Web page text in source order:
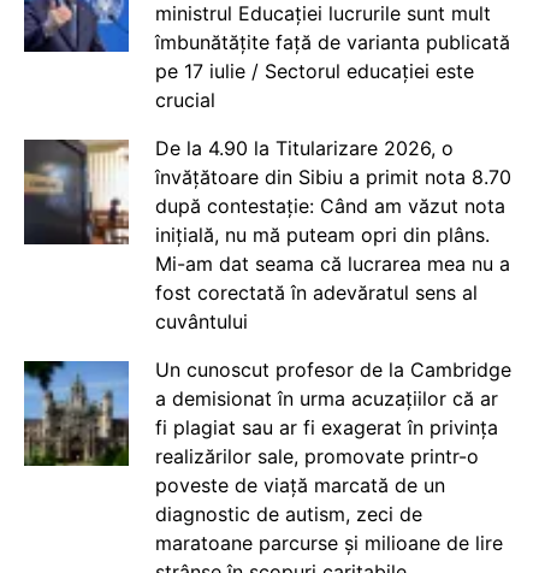
ministrul Educației lucrurile sunt mult
îmbunătățite față de varianta publicată
pe 17 iulie / Sectorul educației este
crucial
De la 4.90 la Titularizare 2026, o
învățătoare din Sibiu a primit nota 8.70
după contestație: Când am văzut nota
inițială, nu mă puteam opri din plâns.
Mi-am dat seama că lucrarea mea nu a
fost corectată în adevăratul sens al
cuvântului
Un cunoscut profesor de la Cambridge
a demisionat în urma acuzațiilor că ar
fi plagiat sau ar fi exagerat în privința
realizărilor sale, promovate printr-o
poveste de viață marcată de un
diagnostic de autism, zeci de
maratoane parcurse și milioane de lire